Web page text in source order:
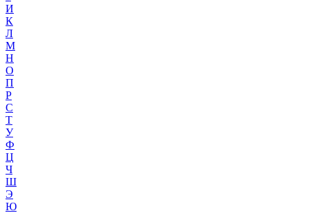
И
К
Л
М
Н
О
П
Р
С
Т
У
Ф
Ц
Ч
Ш
Э
Ю